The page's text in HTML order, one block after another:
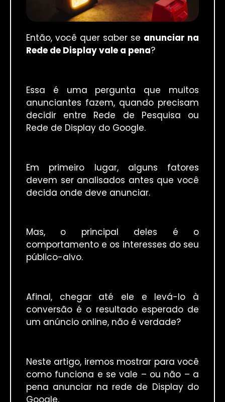
Então, você quer saber se anunciar na
Rede de Display vale a pena?
Essa é uma pergunta que muitos
anunciantes fazem, quando precisam
decidir entre Rede de Pesquisa ou
Rede de Display do Google.
Em primeiro lugar, alguns fatores
devem ser analisados antes que você
decida onde deve anunciar.
Mas, o principal deles é o
comportamento e os interesses do seu
público-alvo.
Afinal, chegar até ele e levá-lo à
conversão é o resultado esperado de
um anúncio online, não é verdade?
Neste artigo, iremos mostrar para você
como funciona e se vale – ou não – a
pena anunciar na rede de Display do
Google.